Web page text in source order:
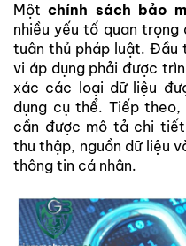
Mộtchính sách bảo
nhiều yếu tố quan
tuân thủ pháp luật. Đầu
vi áp dụng phải được
xác các loại dữ liệu
dụng cụ thể. Tiếp
cần được mô tả chi
thu thập, nguồn dữ liệu
thông tin cá nhân.